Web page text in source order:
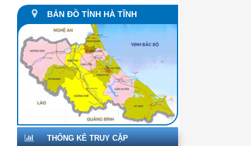
BẢN ĐỒ TỈNH HÀ TĨNH
THỐNG KÊ TRUY CẬP